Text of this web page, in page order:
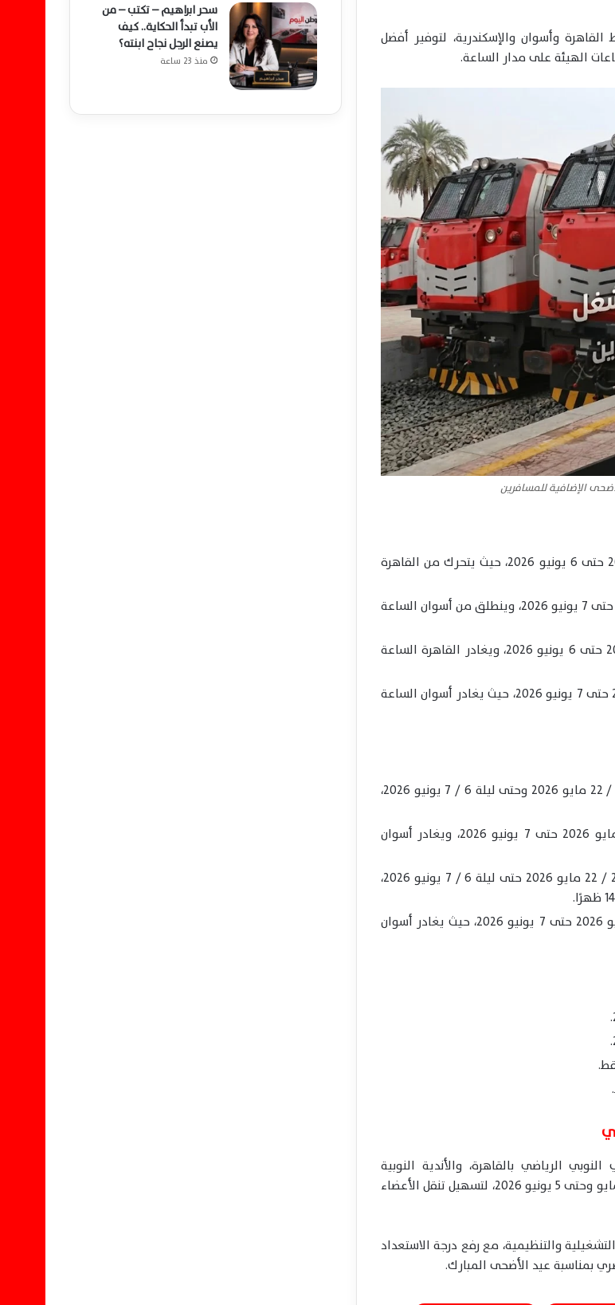
وأسوان والإسكندرية، لتوفير أفضل
الهيئة على مدار الساعة.
قطار 2040 (تالجو) القاهرة / أسوان يعمل يوميًا من 21 مايو 2026 حتى 6 يونيو 2026، حيث يتحرك من القاهرة
قطار 2041 (تالجو) أسوان / القاهرة يعمل يوميًا من 22 مايو 2026 حتى 7 يونيو 2026، وينطلق من أسوان الساعة
قطار 1938 (مكيف) القاهرة / أسوان يعمل يوميًا من 21 مايو 2026 حتى 6 يونيو 2026، ويغادر القاهرة الساعة
قطار 1939 (مكيف) أسوان / القاهرة يعمل يوميًا من 22 مايو 2026 حتى 7 يونيو 2026، حيث يغادر أسوان الساعة
قطار 1948 (ثالثة مكيفة) القاهرة / أسوان يعمل يوميًا من ليلة 21 / 22 مايو 2026 وحتى ليلة 6 / 7 يونيو 2026،
قطار 1949 (ثالثة مكيفة) أسوان / القاهرة يعمل يوميًا من 22 مايو 2026 حتى 7 يونيو 2026، ويغادر أسوان
قطار 1942 (ثالثة مكيفة) القاهرة / أسوان يتحرك يوميًا من ليلة 21 / 22 مايو 2026 حتى ليلة 6 / 7 يونيو 2026،
قطار 1943 (ثالثة مكيفة) أسوان / القاهرة يعمل يوميًا من 22 مايو 2026 حتى 7 يونيو 2026، حيث يغادر أسوان
الرياضي بالقاهرة، والأندية النوبية
بالإسكندرية، ونادي الجعافرة، والاتحاد النوعي، وذلك خلال الفترة من 25 مايو وحتى 5 يونيو 2026، لتسهيل تنقل الأعضاء
والتنظيمية، مع رفع درجة الاستعداد
بمناسبة عيد الأضحى المبارك.
سحر ابراهيم – تكتب – من
الأب تبدأ الحكاية.. كيف
يصنع الرجل نجاح ابنته؟
منذ 23 ساعة